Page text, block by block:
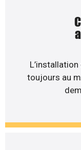
toujours au